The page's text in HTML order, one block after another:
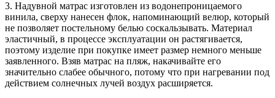
3. Надувной матрас изготовлен из водонепроницаемого
винила, сверху нанесен флок, напоминающий велюр, который
не позволяет постельному белью соскальзывать. Материал
эластичный, в процессе эксплуатации он растягивается,
поэтому изделие при покупке имеет размер немного меньше
заявленного. Взяв матрас на пляж, накачивайте его
значительно слабее обычного, потому что при нагревании под
действием солнечных лучей воздух расширяется.